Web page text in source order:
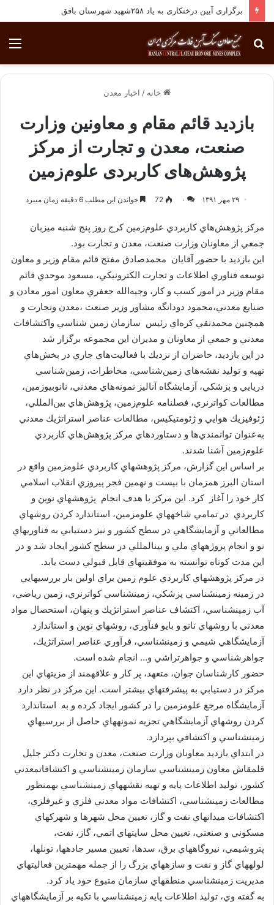
برگزاری آیین درختکاری به یاد ۲۵۸شهید شهرستان بافق
جستجو
برای
خانه / اخبار معدن
بازدید قائم مقام و معاونین وزارت
صنعت، معدن و تجارت از مرکز
پژوهش‌های کاربردی علوم‌زمین
۲۹ مهر ۱۳۹۱ ۰ 72 خواندن این مطلب 6 دقیقه زمان میبرد
مركز پژوهش‌‌هاي كاربردي علوم‌زمين كرج روز پنج شنبه ميزبان
جمعي از معاونان وزارت صنعت، معدن و تجارت بود.
اين بازديد با حضور آقايان محمد‌صادق مفتح قائم مقام وزير و معاون
توسعه فناوري اطلاعات و تجارت الكترونيكي، مسعود موحدي قائم
مقام وزير در امور كسب و كار، وجيه‌الله جعفري معاون امور معادن و
صنايع معدني،محمود دودانگه مشاور وزير صنعت ،معدن وتجارت و
همچنين محمدتقي كره‌اي رئيس سازمان زمين شناسي واكتشافات
معدني و جمعي از معاونان و مديران اين مجموعه برگزار شد
در اين بازديد، حاضران از نزديك با فعاليت‌هاي جاري در بخش‌هاي
تهيه و توليد نقشه‌هاي زمين‌شناسي، مخاطرات، زمين‌شناسي
دريايي و پزشكي، آزمايشگاه آناليز نمونه‌هاي معدني، نانوبيوزمين،
مطالعات كواترنري، فصلنامه علوم‌زمين، پژوهش‌هاي بين‌المللي،
ژئوفيزيك هوايي و ژئومتيكيس، مطالعات عناصر استراتژيك معدني‌
به‌عنوان توانمندي‌ها و دستاوردهاي مركز پژوهش‌هاي كاربردي
علوم‌زمين آشنا شدند.
بر اساس اين گزارش، مركز پژوهشهاي كاربردي علومزمين واقع در
استان البرز همزمان با بيست و نهمين فجر پيروزي انقلاب اسلامي
كار خود را آغاز كرد. اين مركز با هدف انجام پژوهشهاي نوين و
كاربردي در تمامي شاخههاي علومزمين، استاندارد كردن روشهاي
مطالعاتي و آزمايشگاهي در سطح كشور و نيز دستيابي به فناوريهاي
نو و انجام پروژههاي ملي و بينالمللي در سطح كشور ايجاد شد و در
اين مدت كوتاه توانسته به موفقيتهاي قابل قبولي دست يابد.
در مركز پژوهشهاي كاربردي علوم زمين براي اولين بار بررسيهايي
در زمينه زمينشناسي پزشكي، زمينشناسي كواترنري، زمين رياضي،
آب زمينشناسي، اكتشاف عناصر استراتژيك و پنهان، استحصال مواد
معدني با روشهاي نانو و بايو فنآوري، روشهاي نوين و استاندارد
آزمايشگاهي شيمي و زمينشناسي، فرآوري عناصر استراتژيك،
جواهرشناسي و جواهرتراشي و… انجام شده است.
حضور كارشناسان جوان، متعهد، پر كار و علاقهمند از مزيتهاي اين
مركز در دستيابي به پيشرفتهاي بيشتر است. اين مركز در نظر دارد
آزمايشگاه مرجع علومزمين را در كشور ايجاد كرده و به استاندارد
كردن روشهاي آزمايشگاهي تجزيه نمونههاي حاصل از بررسيهاي
زمينشناسي و اكتشافي بپردازد.
در ابتداي بازديد معاونان وزارت صنعت، معدن و تجارت دكتر جليل
قلمقاش معاون زمينشناسي سازمان زمينشناسي و اكتشافاتمعدني
كشور، توليد اطلاعات پايه و تهيه نقشههاي زمينشناسي بهمنظور
مطالعات زمينشناسي، اكتشافات مواد معدني فلزي و غيرفلزي،
اكتشافات ميدانهاي نفت و گاز، تعيين محل شهرها و شهركهاي
مسكوني و صنعتي، تعيين محل سايتهاي اتمي، گاز، نفت،
پتروشيمي، نيروگاههاي برق، سدها، تعيين مسير جادهها، تونلها،
لولههاي گاز و نفت و سازههاي بزرگ را از جمله مهمترين فعاليتهاي
مديريت زمينشناسي منطقهاي سازمان متبوع خود ياد كرد.
به گفته وي، توليد اطلاعات پايه زمينشناسي با تكيه بر آزمايشگاههاي